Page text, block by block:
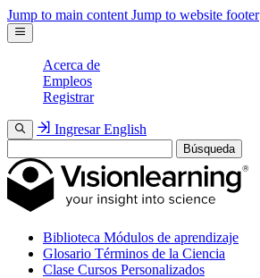
Jump to main content Jump to website footer
Acerca de
Empleos
Registrar
Ingresar English
Búsqueda
Biblioteca Módulos de aprendizaje
Glosario Términos de la Ciencia
Clase Cursos Personalizados